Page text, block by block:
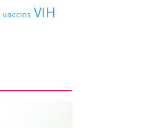
vaccins VIH